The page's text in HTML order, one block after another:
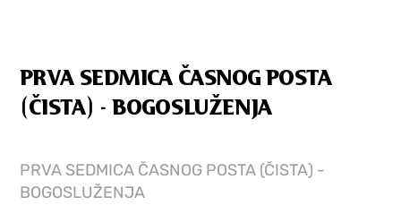
PRVA SEDMICA ČASNOG POSTA
(ČISTA) - BOGOSLUŽENJA
PRVA SEDMICA ČASNOG POSTA (ČISTA) -
BOGOSLUŽENJA